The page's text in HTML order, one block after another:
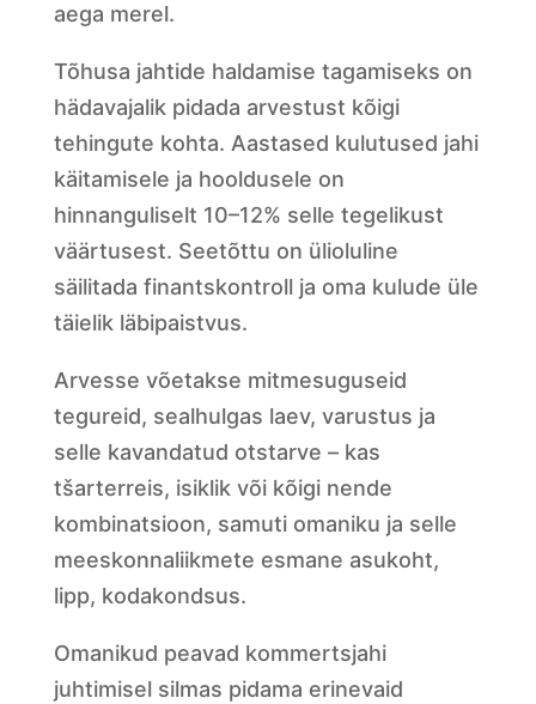
aega merel.
Tõhusa jahtide haldamise tagamiseks on
hädavajalik pidada arvestust kõigi
tehingute kohta. Aastased kulutused jahi
käitamisele ja hooldusele on
hinnanguliselt 10–12% selle tegelikust
väärtusest. Seetõttu on ülioluline
säilitada finantskontroll ja oma kulude üle
täielik läbipaistvus.
Arvesse võetakse mitmesuguseid
tegureid, sealhulgas laev, varustus ja
selle kavandatud otstarve – kas
tšarterreis, isiklik või kõigi nende
kombinatsioon, samuti omaniku ja selle
meeskonnaliikmete esmane asukoht,
lipp, kodakondsus.
Omanikud peavad kommertsjahi
juhtimisel silmas pidama erinevaid